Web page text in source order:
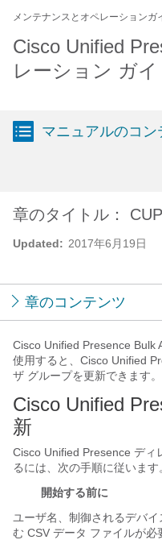
メンテナンスとオペレーションガ
Cisco Unified
レーション ガ
マニュアルのコン
Updated: 2017年6月19日
章のタイトル：
章のコンテンツ
Cisco Unified Presence Bulk
使用すると、Cisco Unified
ザ グループを更新できます。
Cisco Unified
新
Cisco Unified Presence ディ
るには、次の手順に従います
開始する前に
ユーザ名、制御されるデバ
む CSV データ ファイルが